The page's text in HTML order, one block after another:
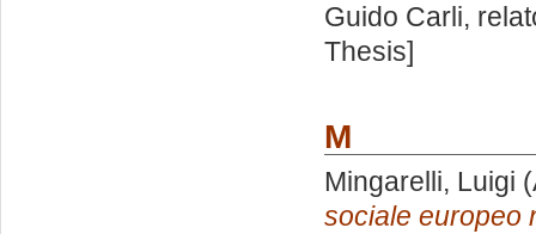
Guido Carli,
Thesis]
M
Mingarelli, Luigi
sociale europeo